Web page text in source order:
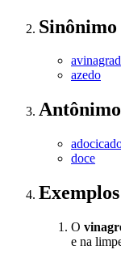
Sinônimo
azedo
Antônimo
doce
O
e na